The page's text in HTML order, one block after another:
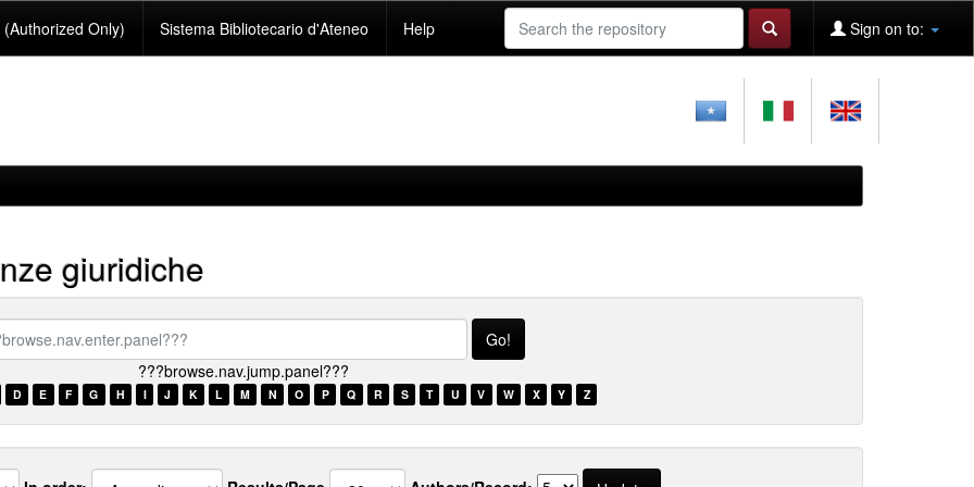
Only) Sistema Bibliotecario d'Ateneo Help Sign on to:
giuridiche
???browse.nav.jump.panel???
D E F G H I J K L M N O P Q R S T U V W X Y Z